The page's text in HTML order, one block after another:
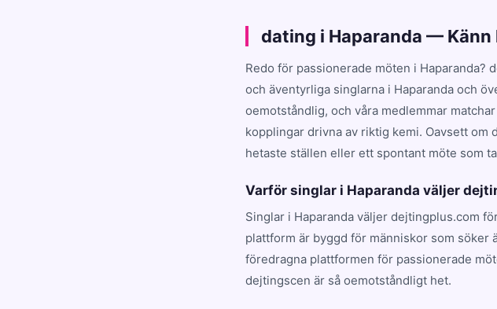
dating i Haparanda — Känn
Redo för passionerade möten i
och äventyrliga singlarna i Haparanda och
oemotståndlig, och våra medlemmar
kopplingar drivna av riktig kemi. Oavsett om
hetaste ställen eller ett spontant möte som
Varför singlar i Haparanda väljer
Singlar i Haparanda väljer dejtingplus.com
plattform är byggd för människor som söker
föredragna plattformen för passionerade
dejtingscen är så oemotståndligt het.